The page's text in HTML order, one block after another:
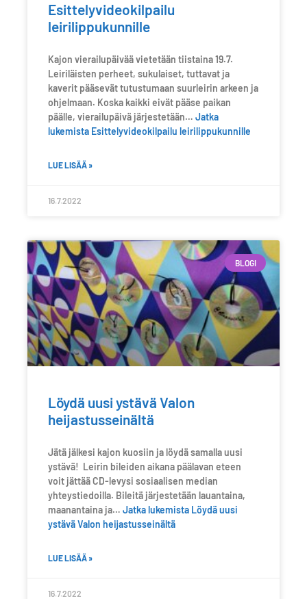
Esittelyvideokilpailu
leirilippukunnille
Kajon vierailupäivää vietetään tiistaina 19.7.
Leiriläisten perheet, sukulaiset, tuttavat ja
kaverit pääsevät tutustumaan suurleirin arkeen ja
ohjelmaan. Koska kaikki eivät pääse paikan
päälle, vierailupäivä järjestetään… Jatka
lukemista Esittelyvideokilpailu leirilippukunnille
LUE LISÄÄ »
16.7.2022
BLOGI
Löydä uusi ystävä Valon
heijastusseinältä
Jätä jälkesi kajon kuosiin ja löydä samalla uusi
ystävä! Leirin bileiden aikana päälavan eteen
voit jättää CD-levysi sosiaalisen median
yhteystiedoilla. Bileitä järjestetään lauantaina,
maanantaina ja… Jatka lukemista Löydä uusi
ystävä Valon heijastusseinältä
LUE LISÄÄ »
16.7.2022